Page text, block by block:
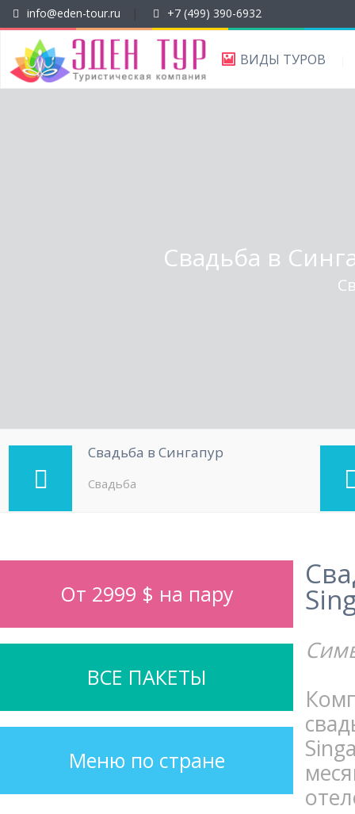
info@eden-tour.ru +7 (499) 390-6932
ВИДЫ ТУРОВ
Свадьба в
Свадьба в Сингапур
Свадьба
От 2999 $ на пару
ВСЕ ПАКЕТЫ
Меню по стране